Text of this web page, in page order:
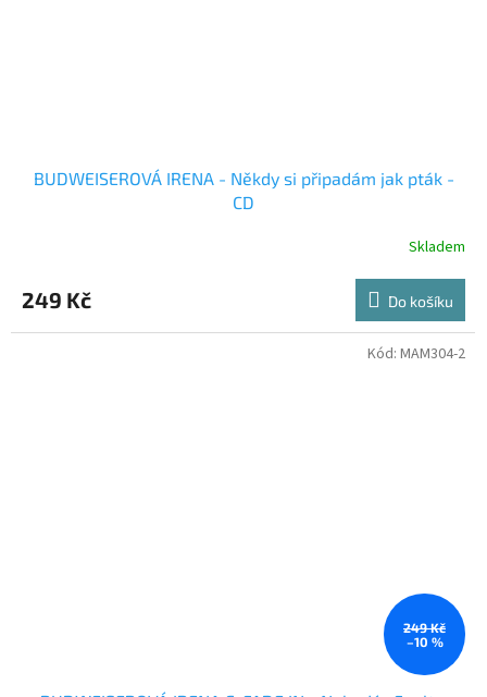
BUDWEISEROVÁ IRENA - Někdy si připadám jak pták -
CD
Skladem
249 Kč Do košíku
249 Kč
–10 %
Kód: MAM304-2